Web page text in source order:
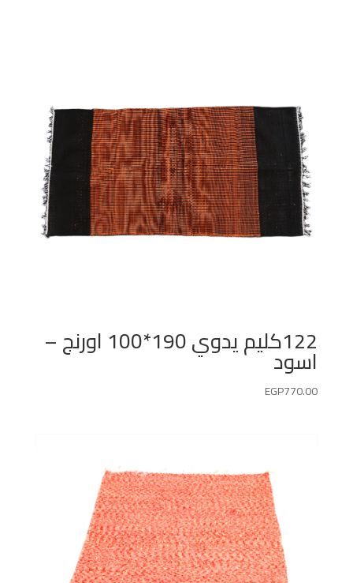
122كليم يدوي 190*100 اورنج –
اسود
EGP770.00